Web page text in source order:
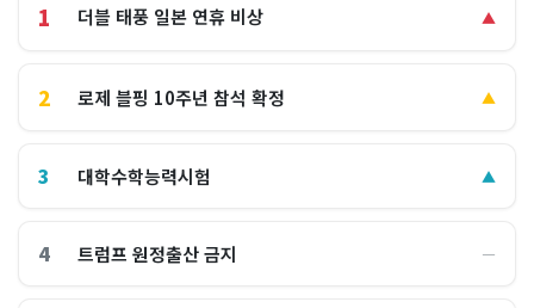
1 더블 태풍 일본 연휴 비상 ▲
2 로제 블핑 10주년 참석 확정 ▲
3 대학수학능력시험 ▲
4 트럼프 원정출산 금지 ―